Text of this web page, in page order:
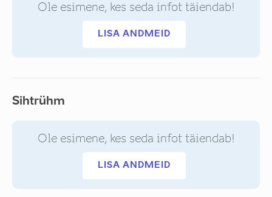
Ole esimene, kes seda infot täiendab!
LISA ANDMEID
Sihtrühm
Ole esimene, kes seda infot täiendab!
LISA ANDMEID